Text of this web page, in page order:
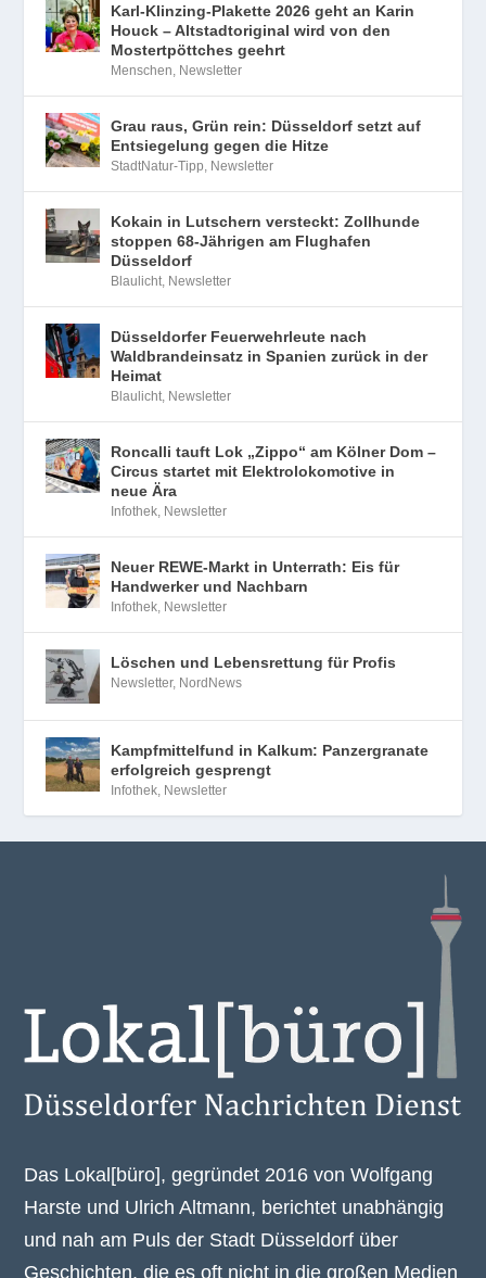
Karl-Klinzing-Plakette 2026 geht an Karin
Houck – Altstadtoriginal wird von den
Mostertpöttches geehrt
Menschen, Newsletter
Grau raus, Grün rein: Düsseldorf setzt auf
Entsiegelung gegen die Hitze
StadtNatur-Tipp, Newsletter
Kokain in Lutschern versteckt: Zollhunde
stoppen 68-Jährigen am Flughafen
Düsseldorf
Blaulicht, Newsletter
Düsseldorfer Feuerwehrleute nach
Waldbrandeinsatz in Spanien zurück in der
Heimat
Blaulicht, Newsletter
Roncalli tauft Lok „Zippo“ am Kölner Dom –
Circus startet mit Elektrolokomotive in
neue Ära
Infothek, Newsletter
Neuer REWE-Markt in Unterrath: Eis für
Handwerker und Nachbarn
Infothek, Newsletter
Löschen und Lebensrettung für Profis
Newsletter, NordNews
Kampfmittelfund in Kalkum: Panzergranate
erfolgreich gesprengt
Infothek, Newsletter
Das Lokal[büro], gegründet 2016 von Wolfgang
Harste und Ulrich Altmann, berichtet unabhängig
und nah am Puls der Stadt Düsseldorf über
Geschichten, die es oft nicht in die großen Medien